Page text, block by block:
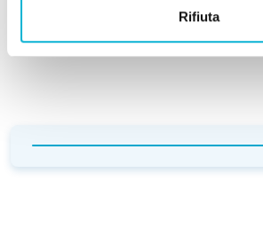
Rifiuta
ARGOMENTI E TEMI